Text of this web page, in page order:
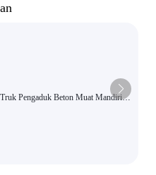
Truk Pengaduk Beton Muat Mandiri